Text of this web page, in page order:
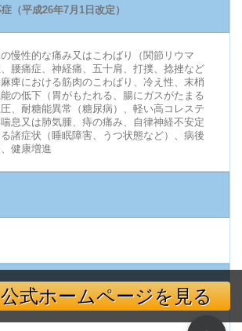
（平成26年7月1日改定）
慢性的な痛み又はこわばり（関節リウマ
腰痛症、神経痛、五十肩、打撲、捻挫など
痺における筋肉のこわばり、冷え性、末梢
の低下（胃がもたれる、腸にガスがたまる
、耐糖能異常（糖尿病）、軽い高コレステ
息又は肺気腫、痔の痛み、自律神経不安定
諸症状（睡眠障害、うつ状態など）、病後
健康増進
公式ホームページを見る